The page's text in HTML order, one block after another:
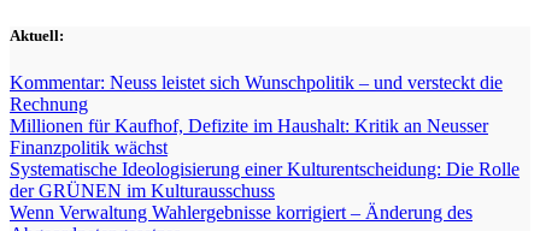
Zum
springen
Aktuell:
Kommentar: Neuss leistet sich Wunschpolitik – und versteckt die
Rechnung
Millionen für Kaufhof, Defizite im Haushalt: Kritik an Neusser
Finanzpolitik wächst
Systematische Ideologisierung einer Kulturentscheidung: Die Rolle
der GRÜNEN im Kulturausschuss
Wenn Verwaltung Wahlergebnisse korrigiert – Änderung des